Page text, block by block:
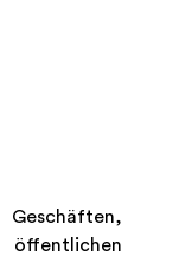
öffentlichen